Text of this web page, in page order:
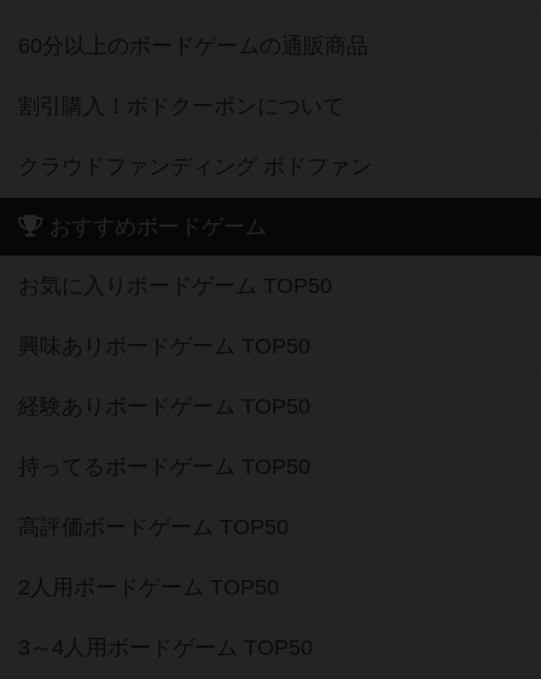
60分以上のボードゲームの通販商品
割引購入！ボドクーポンについて
クラウドファンディング ボドファン
おすすめボードゲーム
お気に入りボードゲーム TOP50
興味ありボードゲーム TOP50
経験ありボードゲーム TOP50
持ってるボードゲーム TOP50
高評価ボードゲーム TOP50
2人用ボードゲーム TOP50
3～4人用ボードゲーム TOP50